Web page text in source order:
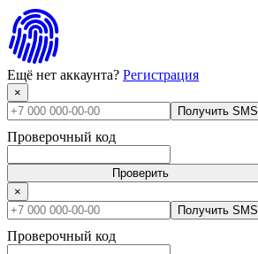
Ещё нет аккаунта? Регистрация
×
Получить SMS
Проверочный код
Проверить
×
Получить SMS
Проверочный код